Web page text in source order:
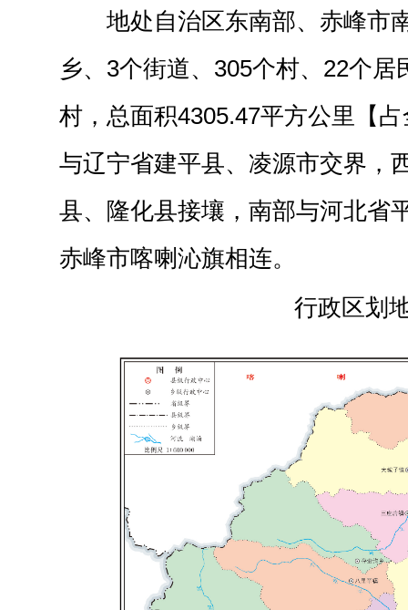
地处自治区东南部、赤峰市
乡、3个街道、305个村、22个居
村，总面积4305.47平方公里【
与辽宁省建平县、凌源市交界，
县、隆化县接壤，南部与河北省
赤峰市喀喇沁旗相连。
行政区划